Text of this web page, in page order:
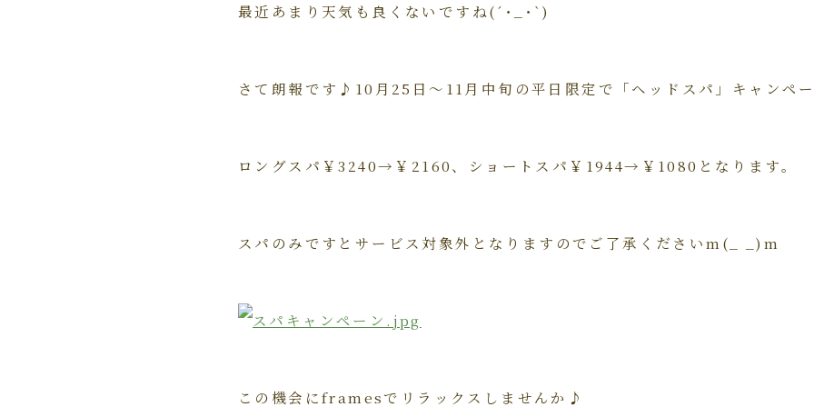
最近あまり天気も良くないですね(´･_･`)
さて朗報です♪10月25日～11月中旬の平日限定で「ヘッドスパ」キャンペ
ロングスパ￥3240→￥2160、ショートスパ￥1944→￥1080となります。
スパのみですとサービス対象外となりますのでご了承くださいm(_ _)m
この機会にframesでリラックスしませんか♪